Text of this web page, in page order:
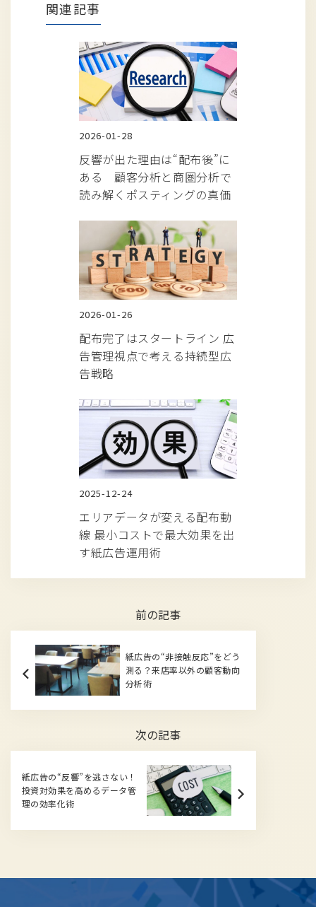
関連記事
2026-01-28
反響が出た理由は“配布後”に
ある 顧客分析と商圏分析で
読み解くポスティングの真価
2026-01-26
配布完了はスタートライン 広
告管理視点で考える持続型広
告戦略
2025-12-24
エリアデータが変える配布動
線 最小コストで最大効果を出
す紙広告運用術
前の記事
紙広告の“非接触反応”をどう
測る？来店率以外の顧客動向
分析術
次の記事
紙広告の“反響”を逃さない！
投資対効果を高めるデータ管
理の効率化術